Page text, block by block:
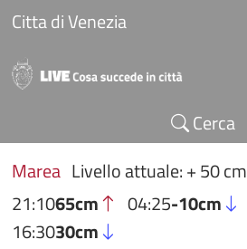
Salta al contenuto principale
Citta di Venezia
Cerca
Marea Livello attuale: + 50 cm
21:1065cm 04:25-10cm
16:3030cm